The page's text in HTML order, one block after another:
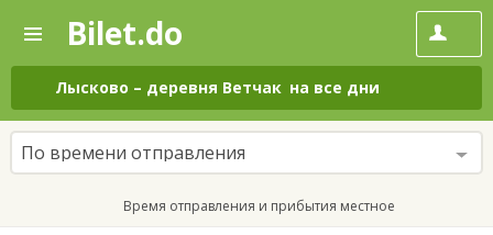
—
Поиск
и
покупка
билетов
на
автобус
онлайн
Bilet.do
Лысково – деревня Ветчак на все дни
По времени отправления
Время отправления и прибытия местное